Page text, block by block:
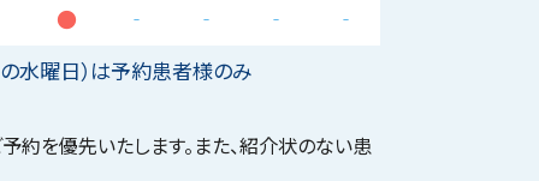
● ‐ ‐ ‐
‐
水曜日）は予約患者様のみ
を優先いたします。また、紹介状のない患